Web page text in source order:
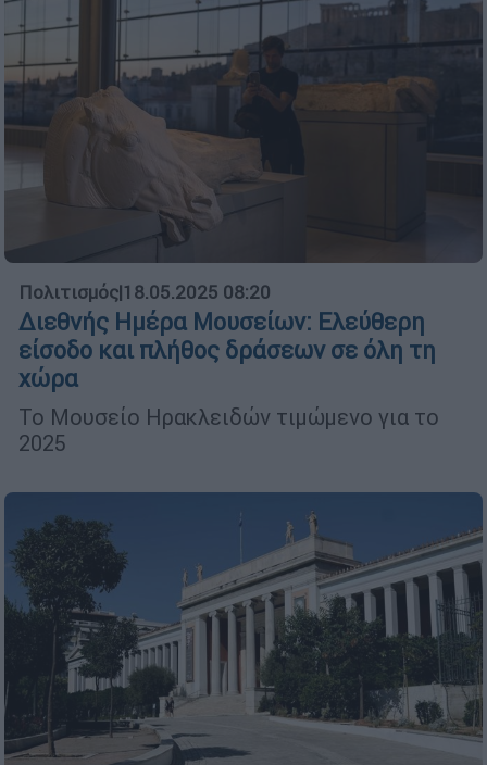
Πολιτισμός|18.05.2025 08:20
Διεθνής Ημέρα Μουσείων: Ελεύθερη
είσοδο και πλήθος δράσεων σε όλη τη
χώρα
Το Μουσείο Ηρακλειδών τιμώμενο για το
2025